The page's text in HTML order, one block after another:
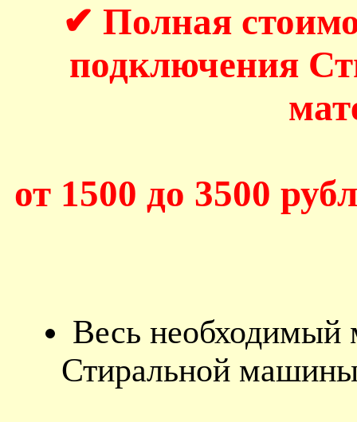
✔ Полная
подключения
от 1500 до 3500
Весь необходимый
Стиральной